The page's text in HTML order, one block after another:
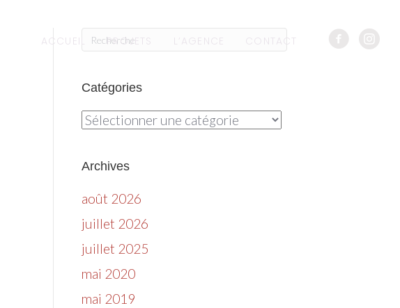
ACCUEIL PROJETS L’AGENCE CONTACT
Catégories
Catégories
Archives
août 2026
juillet 2026
juillet 2025
mai 2020
mai 2019